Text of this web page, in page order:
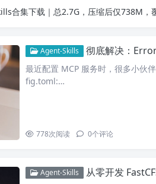
定了！10大建筑群＋49个展园即将亮相
Agent-Skills 彻底解决：Error loading
最近配置 MCP 服务时，很多小伙
fig.toml:…
778次阅读 0个评论
Agent-Skills 从零开发 FastCFS